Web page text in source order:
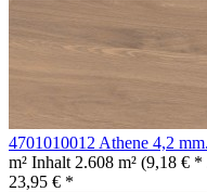
4701010012 Athene 4,2
m² Inhalt 2.608 m² (9,18 € *
23,95 € *